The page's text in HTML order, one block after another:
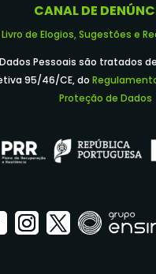
CANAL DE
Livro de Elogios, Sugestões e
Pessoais são tratados
95/46/CE, do
Proteção de Dados